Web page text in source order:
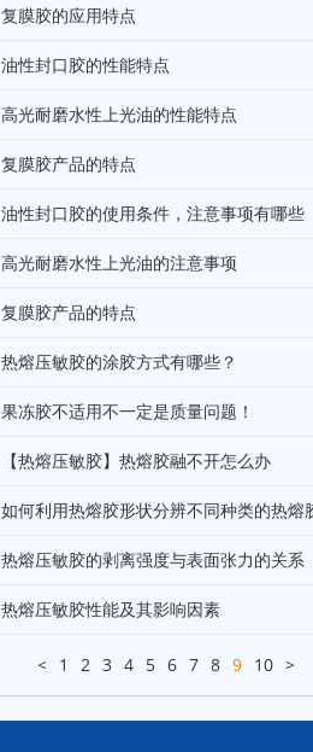
复膜胶的应用特点
油性封口胶的性能特点
高光耐磨水性上光油的性能特点
复膜胶产品的特点
油性封口胶的使用条件，注意事项有哪些
高光耐磨水性上光油的注意事项
复膜胶产品的特点
热熔压敏胶的涂胶方式有哪些？
果冻胶不适用不一定是质量问题！
【热熔压敏胶】热熔胶融不开怎么办
如何利用热熔胶形状分辨不同种类的热熔
热熔压敏胶的剥离强度与表面张力的关系
热熔压敏胶性能及其影响因素
< 1 2 3 4 5 6 7 8 9 10 >